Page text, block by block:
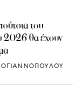
του
2026 θα έχουν